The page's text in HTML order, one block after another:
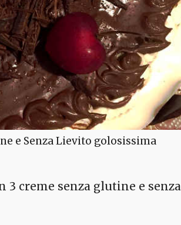
e Senza Lievito golosissima
3 creme senza glutine e senza